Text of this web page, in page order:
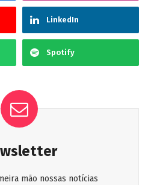
LinkedIn
Spotify
mão nossas notícias